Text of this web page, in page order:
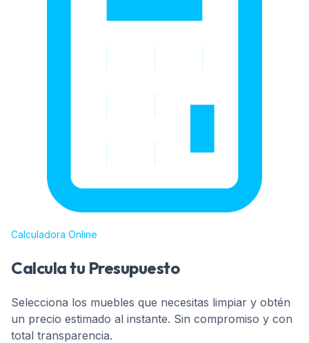
Calculadora Online
Calcula tu Presupuesto
Selecciona los muebles que necesitas limpiar y obtén
un precio estimado al instante. Sin compromiso y con
total transparencia.